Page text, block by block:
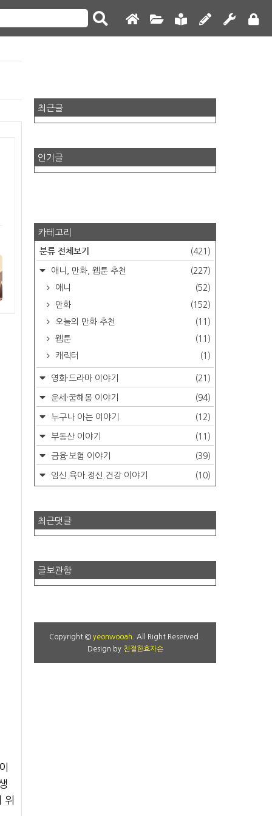
위
최근글
인기글
카테고리
분류 전체보기 (421)
애니, 만화, 웹툰 추천
(227)
애니
(52)
만화
(152)
오늘의 만화 추천
(11)
웹툰
(11)
캐릭터
(1)
영화·드라마 이야기 (21)
운세·꿈해몽 이야기 (94)
누구나 아는 이야기 (12)
부동산 이야기 (11)
금융·보험 이야기 (39)
임신.육아.정신.건강 이야기 (10)
최근댓글
글보관함
Copyright ©yeonwooah . All Right Reserved.
Design by 친절한효자손